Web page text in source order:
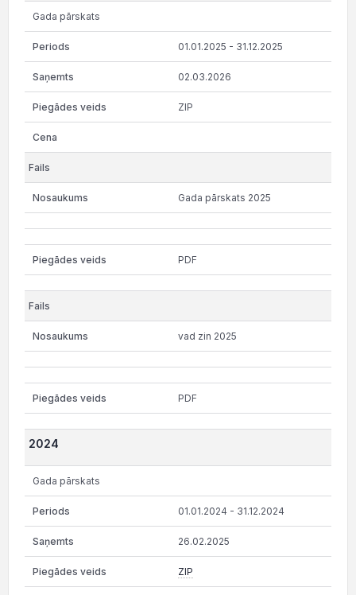
Gada pārskats
01.01.2025 - 31.12.2025
02.03.2026
ZIP
Gada pārskats 2025
PDF
vad zin 2025
PDF
2024
Gada pārskats
01.01.2024 - 31.12.2024
26.02.2025
ZIP